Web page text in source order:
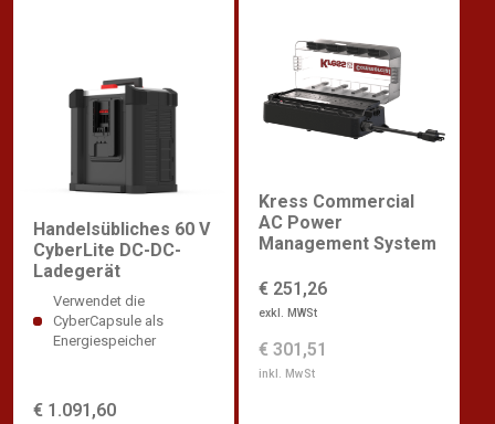
Handelsübliches 60 V
CyberLite DC-DC-
Ladegerät
Verwendet die
CyberCapsule als
Energiespeicher
€ 1.091,60
Kress Commercial
AC Power
Management System
€ 251,26
exkl. MWSt
€ 301,51
inkl. MwSt